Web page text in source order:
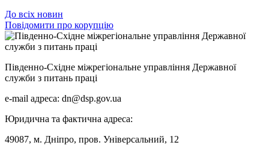
До всіх новин
Повідомити про корупцію
Південно-Східне міжрегіональне управління Державної
служби з питань праці
e-mail адреса: dn@dsp.gov.ua
Юридична та фактична адреса:
49087, м. Дніпро, пров. Універсальний, 12